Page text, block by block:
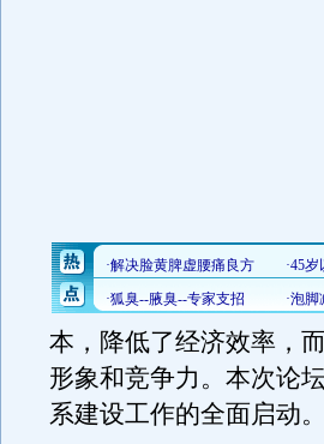
本，降低了经济效率，
形象和竞争力。本次论
系建设工作的全面启动。